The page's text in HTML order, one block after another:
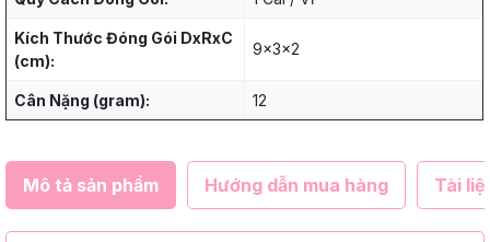
Kích Thước Đóng Gói DxRxC
(cm):
9x3x2
Cân Nặng (gram): 12
Mô tả sản phẩm Hướng dẫn mua hàng Tài